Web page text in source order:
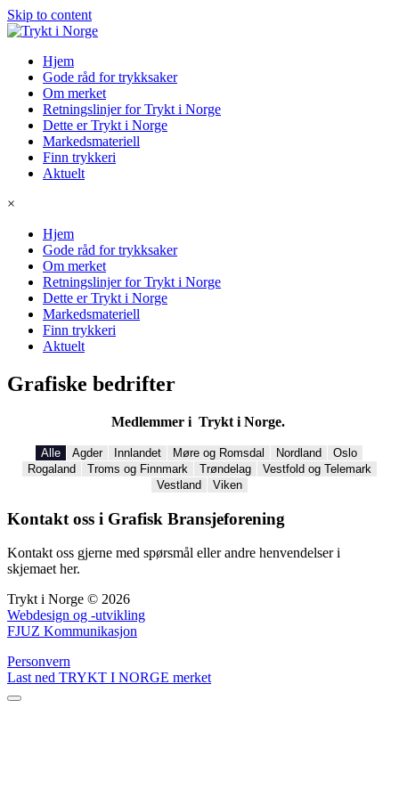
Skip to content
Hjem
Gode råd for trykksaker
Om merket
Retningslinjer for Trykt i Norge
Dette er Trykt i Norge
Markedsmateriell
Finn trykkeri
Aktuelt
×
Hjem
Gode råd for trykksaker
Om merket
Retningslinjer for Trykt i Norge
Dette er Trykt i Norge
Markedsmateriell
Finn trykkeri
Aktuelt
Grafiske bedrifter
Medlemmer i Trykt i Norge.
Alle Agder Innlandet Møre og Romsdal Nordland
Oslo
Rogaland
Troms og Finnmark Trøndelag
Vestfold og Telemark
Vestland
Viken
Kontakt oss i Grafisk Bransjeforening
Kontakt oss gjerne med spørsmål eller andre henvendelser i
skjemaet her.
Trykt i Norge © 2026
Webdesign og -utvikling
FJUZ Kommunikasjon
Personvern
Last ned TRYKT I NORGE merket